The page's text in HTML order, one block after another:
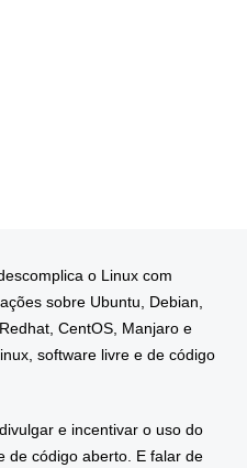
o Linux com
sobre Ubuntu, Debian,
CentOS, Manjaro e
software livre e de código
e incentivar o uso do
de código aberto. E falar de